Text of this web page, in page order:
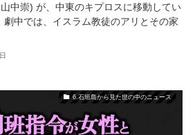
中崇) が、中東のキプロスに移動してい
劇中では、イスラム教徒のアリとその家
6.石垣島から見た世の中のニュース